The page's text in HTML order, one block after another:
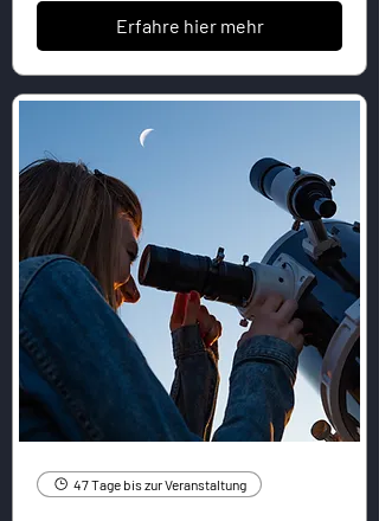
Erfahre hier mehr
47 Tage bis zur Veranstaltung